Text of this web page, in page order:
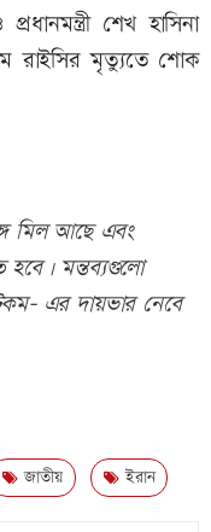
শেখ হাসিনা
রাইসির মৃত্যুতে শোক
মিল আছে এবং
হবে। মন্তব্যগুলো
এর দায়ভার নেবে
জাতীয় ইরান